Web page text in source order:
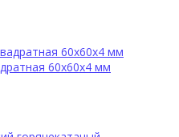
60х60х4 мм